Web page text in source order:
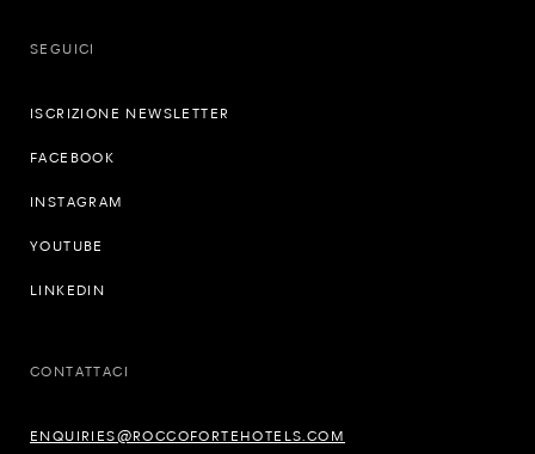
SEGUICI
ISCRIZIONE NEWSLETTER
FACEBOOK
INSTAGRAM
YOUTUBE
LINKEDIN
CONTATTACI
ENQUIRIES@ROCCOFORTEHOTELS.COM